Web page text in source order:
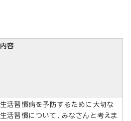
内容
生活習慣病を予防するために大切な
生活習慣について、みなさんと考えま